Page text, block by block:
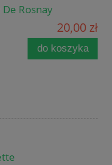
Rosnay
20,00 zł
do koszyka